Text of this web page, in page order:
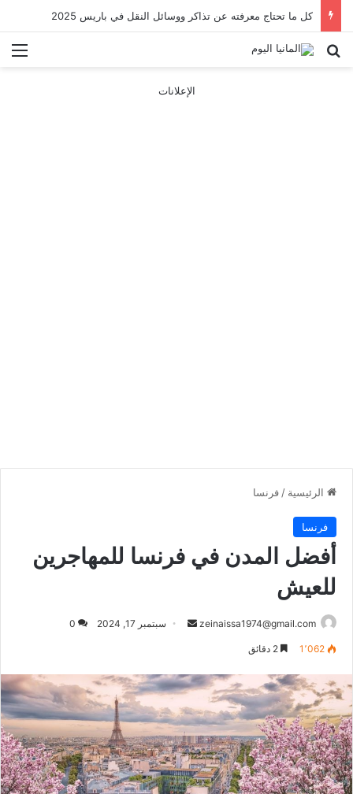
كل ما تحتاج معرفته عن تذاكر ووسائل النقل في باريس 2025
بحث عن
الإعلانات
الرئيسية / فرنسا
فرنسا
أفضل المدن في فرنسا للمهاجرين
للعيش
zeinaissa1974@gmail.com
أرسل سبتمبر 17, 2024 0
1٬062